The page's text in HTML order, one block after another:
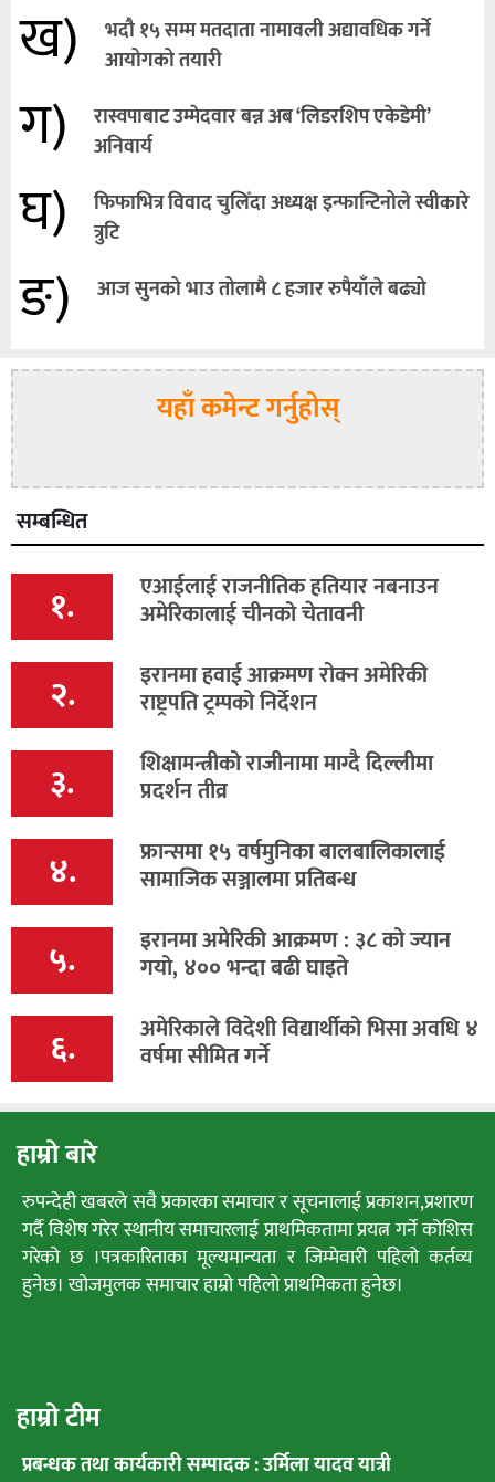
ख)
भदौ १५ सम्म मतदाता नामावली अद्यावधिक गर्ने
आयोगको तयारी
ग)
रास्वपाबाट उम्मेदवार बन्न अब ‘लिडरशिप एकेडेमी’
अनिवार्य
घ)
फिफाभित्र विवाद चुलिँदा अध्यक्ष इन्फान्टिनोले स्वीकारे
त्रुटि
ङ) आज सुनको भाउ तोलामै ८ हजार रुपैयाँले बढ्यो
यहाँ कमेन्ट गर्नुहोस्
सम्बन्धित
१. एआईलाई राजनीतिक हतियार नबनाउन
अमेरिकालाई चीनको चेतावनी
२. इरानमा हवाई आक्रमण रोक्न अमेरिकी
राष्ट्रपति ट्रम्पको निर्देशन
३. शिक्षामन्त्रीको राजीनामा माग्दै दिल्लीमा
प्रदर्शन तीव्र
४. फ्रान्समा १५ वर्षमुनिका बालबालिकालाई
सामाजिक सञ्जालमा प्रतिबन्ध
५. इरानमा अमेरिकी आक्रमण : ३८ को ज्यान
गयो, ४०० भन्दा बढी घाइते
६. अमेरिकाले विदेशी विद्यार्थीको भिसा अवधि ४
वर्षमा सीमित गर्ने
हाम्रो बारे
रुपन्देही खबरले सवै प्रकारका समाचार र सूचनालाई प्रकाशन,प्रशारण
गर्दै विशेष गरेर स्थानीय समाचारलाई प्राथमिकतामा प्रयत्न गर्ने कोशिस
गरेको छ ।पत्रकारिताका मूल्यमान्यता र जिम्मेवारी पहिलो कर्तव्य
हुनेछ। खोजमुलक समाचार हाम्रो पहिलो प्राथमिकता हुनेछ।
हाम्रो टीम
प्रबन्धक तथा कार्यकारी सम्पादक : उर्मिला यादव यात्री